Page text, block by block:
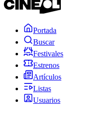
Portada
Buscar
Festivales
Estrenos
Artículos
Listas
Usuarios